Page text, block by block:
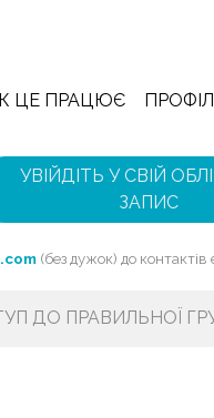
ЦЕ ПРАЦЮЄ
УВІЙДІТЬ У СВІЙ
ЗАПИС
(без дужок) до
ДО ПРАВИЛЬНОЇ